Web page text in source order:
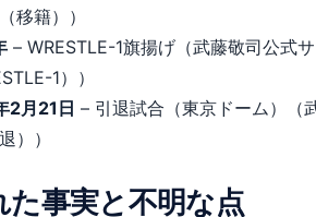
移籍））
– WRESTLE-1旗揚げ（武藤敬司公式
1））
2月21日 – 引退試合（東京ドーム）（
））
た事実と不明な点